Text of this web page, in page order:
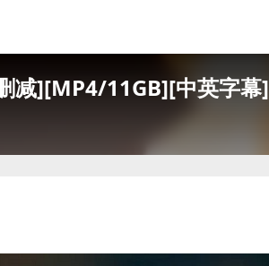
减][MP4/11GB][中英字幕]